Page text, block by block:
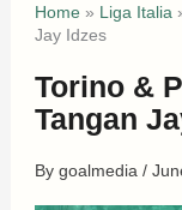
Home» Liga Italia
Jay Idzes
Torino &
Tangan
By goalmedia /